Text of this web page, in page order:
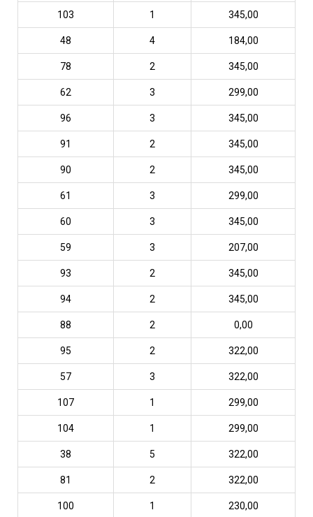
103 1 345,00
48 4 184,00
78 2 345,00
62 3 299,00
96 3 345,00
91 2 345,00
90 2 345,00
61 3 299,00
60 3 345,00
59 3 207,00
93 2 345,00
94 2 345,00
88 2 0,00
95 2 322,00
57 3 322,00
107 1 299,00
104 1 299,00
38 5 322,00
81 2 322,00
100 1 230,00